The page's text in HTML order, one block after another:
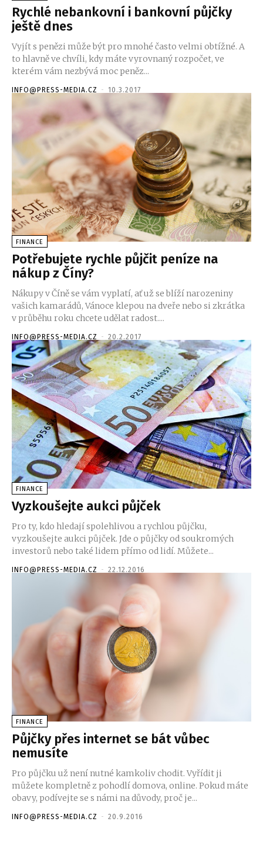
Rychlé nebankovní i bankovní půjčky
ještě dnes
Vyjít s penězi může být pro mnohé často velmi obtížné. A
to hlavně ve chvíli, kdy máte vyrovnaný rozpočet, ve
kterém vám nezbývá moc peněz...
INFO@PRESS-MEDIA.CZ - 10.3.2017
FINANCE
Potřebujete rychle půjčit peníze na
nákup z Číny?
Nákupy v Číně se vám vyplatí, ať už se blíží narozeniny
vašich kamarádů, Vánoce klepou na dveře nebo si zkrátka
v průběhu roku chcete udělat radost....
INFO@PRESS-MEDIA.CZ - 20.2.2017
FINANCE
Vyzkoušejte aukci půjček
Pro ty, kdo hledají spolehlivou a rychlou půjčku,
vyzkoušejte aukci půjček. Jde o půjčky od soukromých
investorů nebo také lidem přímo od lidí. Můžete...
INFO@PRESS-MEDIA.CZ - 22.12.2016
FINANCE
Půjčky přes internet se bát vůbec
nemusíte
Pro půjčku už není nutné kamkoliv chodit. Vyřídit ji
můžete kompletně z pohodlí domova, online. Pokud máte
obavy, podívejte se s námi na důvody, proč je...
INFO@PRESS-MEDIA.CZ - 20.9.2016